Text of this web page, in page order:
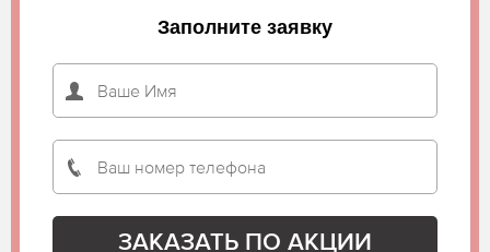
Заполните заявку